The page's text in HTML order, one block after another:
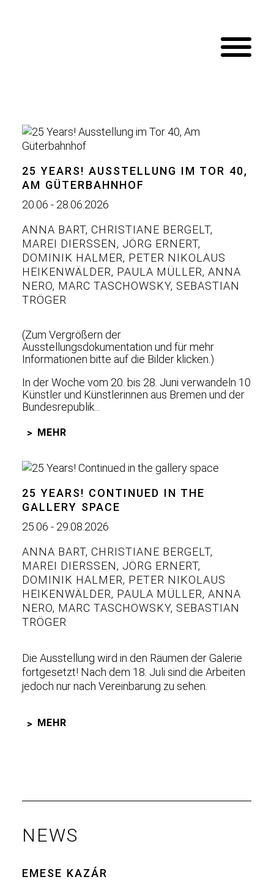
25 YEARS! AUSSTELLUNG IM TOR 40,
AM GÜTERBAHNHOF
20.06 - 28.06.2026
ANNA BART, CHRISTIANE BERGELT,
MAREI DIERSSEN
, JÖRG ERNERT,
DOMINIK HALMER, PETER NIKOLAUS
HEIKENWÄLDER, PAULA MÜLLER, ANNA
NERO, MARC TASCHOWSKY, SEBASTIAN
TRÖGER
(Zum Vergrößern der
Ausstellungsdokumentation und für mehr
Informationen bitte auf die Bilder klicken.)
In der Woche vom 20. bis 28. Juni verwandeln 10
Künstler und Künstlerinnen aus Bremen und der
Bundesrepublik...
MEHR
25 YEARS! CONTINUED IN THE
GALLERY SPACE
25.06 - 29.08.2026
ANNA BART, CHRISTIANE BERGELT,
MAREI DIERSSEN
, JÖRG ERNERT,
DOMINIK HALMER, PETER NIKOLAUS
HEIKENWÄLDER, PAULA MÜLLER, ANNA
NERO, MARC TASCHOWSKY, SEBASTIAN
TRÖGER
Die Ausstellung wird in den Räumen der Galerie
fortgesetzt! Nach dem 18. Juli sind die Arbeiten
jedoch nur nach Vereinbarung zu sehen.
MEHR
NEWS
EMESE KAZÁR